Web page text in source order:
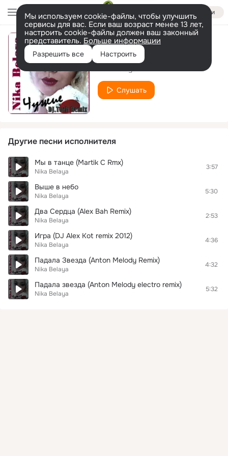
Войти
Мы используем cookie-файлы, чтобы улучшить
сервисы для вас. Если ваш возраст менее 13 лет,
настроить cookie-файлы должен ваш законный
представитель. Больше информации
Разрешить все Настроить
мы в танце
Слушать
Другие песни исполнителя
Mы в танце (Martik C Rmx)
Nika Belaya
3:57
Выше в небо
Nika Belaya
5:30
Два Сердца (Alex Bah Remix)
Nika Belaya
2:53
Игра (DJ Alex Kot remix 2012)
Nika Belaya
4:36
Падала Звезда (Anton Melody Remix)
Nika Belaya
4:32
Падала звезда (Anton Melody electro remix)
Nika Belaya
5:32